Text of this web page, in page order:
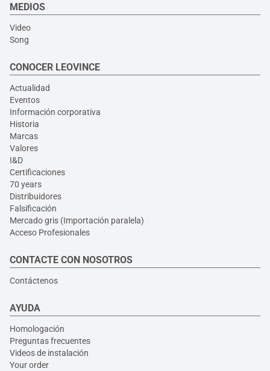
MEDIOS
Video
Song
CONOCER LEOVINCE
Actualidad
Eventos
Información corporativa
Historia
Marcas
Valores
I&D
Certificaciones
70 years
Distribuidores
Falsificación
Mercado gris (Importación paralela)
Acceso Profesionales
CONTACTE CON NOSOTROS
Contáctenos
AYUDA
Homologación
Preguntas frecuentes
Videos de instalación
Your order